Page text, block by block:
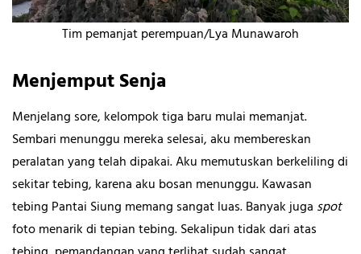
Tim pemanjat perempuan/Lya Munawaroh
Menjemput Senja
Menjelang sore, kelompok tiga baru mulai memanjat.
Sembari menunggu mereka selesai, aku membereskan
peralatan yang telah dipakai. Aku memutuskan berkeliling di
sekitar tebing, karena aku bosan menunggu. Kawasan
tebing Pantai Siung memang sangat luas. Banyak juga spot
foto menarik di tepian tebing. Sekalipun tidak dari atas